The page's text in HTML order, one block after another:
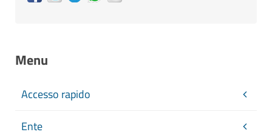
Menu
Accesso rapido
Ente